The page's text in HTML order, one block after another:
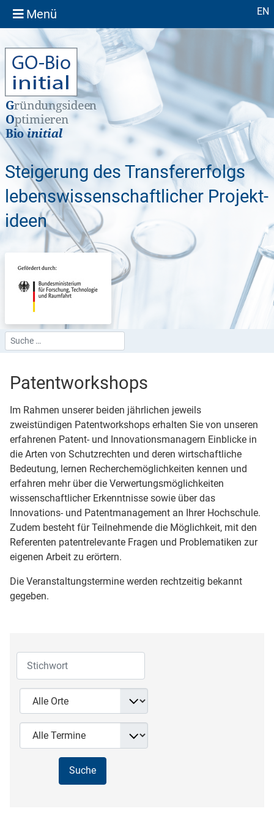
Menü EN
Steigerung des Transfer­erfolgs
lebens­wissen­schaft­licher Projekt­
ideen
Suchen
Patent­workshops
Im Rahmen unserer beiden jährlichen jeweils
zweistündigen Patentworkshops erhalten Sie von unseren
erfahrenen Patent- und Innovationsmanagern Einblicke in
die Arten von Schutzrechten und deren wirtschaftliche
Bedeutung, lernen Recherchemöglichkeiten kennen und
erfahren mehr über die Verwertungsmöglichkeiten
wissenschaftlicher Erkenntnisse sowie über das
Innovations- und Patentmanagement an Ihrer Hochschule.
Zudem besteht für Teilnehmende die Möglichkeit, mit den
Referenten patentrelevante Fragen und Problematiken zur
eigenen Arbeit zu erörtern.
Die Veranstaltungstermine werden rechtzeitig bekannt
gegeben.